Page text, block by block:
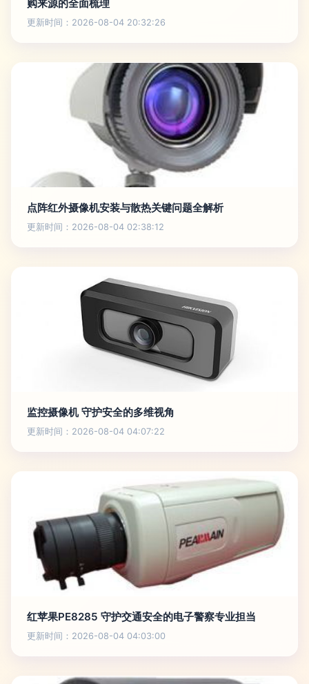
购来源的全面梳理
更新时间：2026-08-04 20:32:26
点阵红外摄像机安装与散热关键问题全解析
更新时间：2026-08-04 02:38:12
监控摄像机 守护安全的多维视角
更新时间：2026-08-04 04:07:22
红苹果PE8285 守护交通安全的电子警察专业担当
更新时间：2026-08-04 04:03:00